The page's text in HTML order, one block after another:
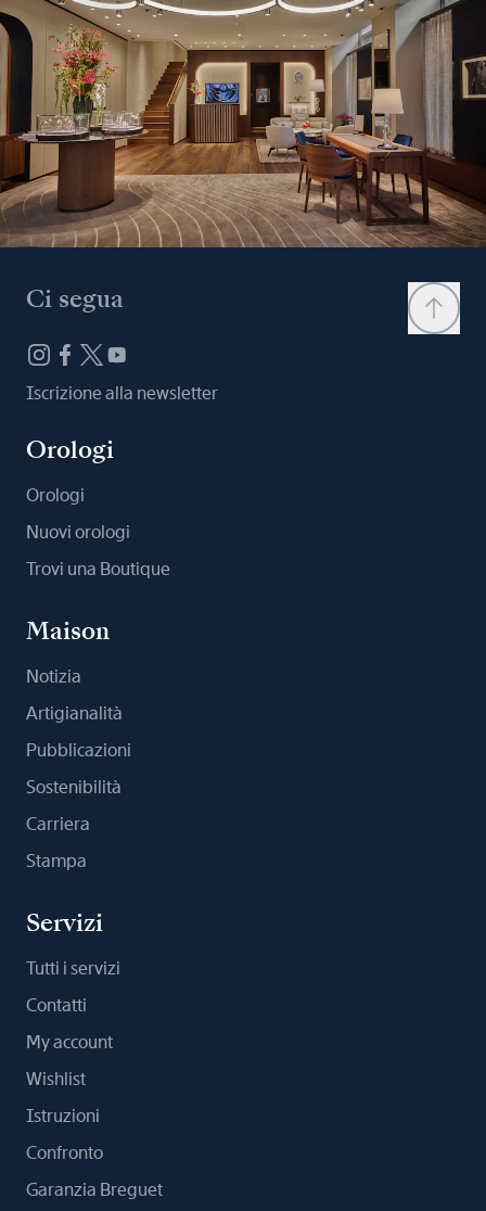
Ci segua
Iscrizione alla newsletter
Orologi
Orologi
Nuovi orologi
Trovi una Boutique
Maison
Notizia
Artigianalità
Pubblicazioni
Sostenibilità
Carriera
Stampa
Servizi
Tutti i servizi
Contatti
My account
Wishlist
Istruzioni
Confronto
Garanzia Breguet